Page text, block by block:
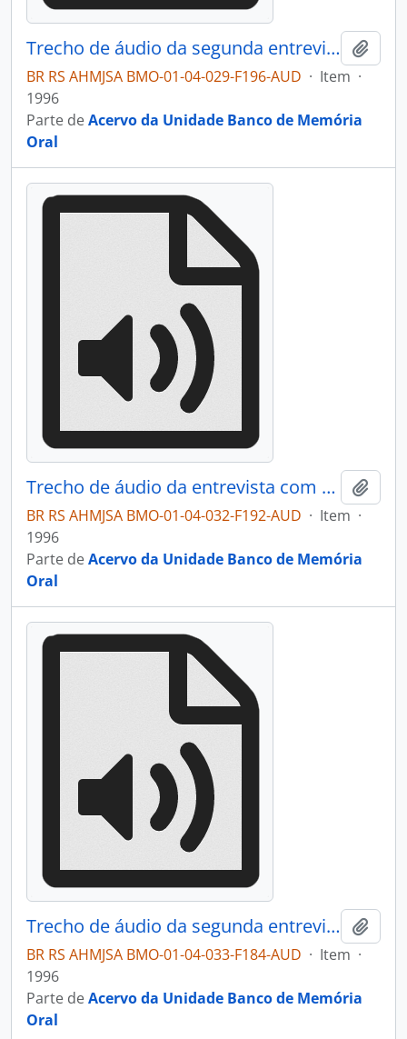
Trecho de áudio da segunda entrevista com Guilhermina Andreazza Postali
BR RS AHMJSA BMO-01-04-029-F196-AUD · Item ·
1996
Parte deAcervo da Unidade Banco de Memória
Oral
Trecho de áudio da entrevista com Lorena Maria Tomasi Chiaradia
BR RS AHMJSA BMO-01-04-032-F192-AUD · Item ·
1996
Parte deAcervo da Unidade Banco de Memória
Oral
Trecho de áudio da segunda entrevista com Doviglio Gianella
BR RS AHMJSA BMO-01-04-033-F184-AUD · Item ·
1996
Parte deAcervo da Unidade Banco de Memória
Oral